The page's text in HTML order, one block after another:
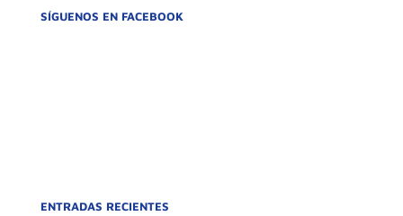
SÍGUENOS EN FACEBOOK
ENTRADAS RECIENTES